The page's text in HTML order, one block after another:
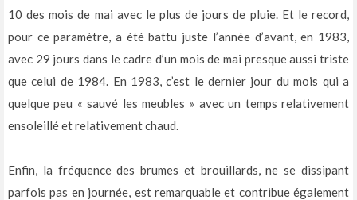
10 des mois de mai avec le plus de jours de pluie. Et le record,
pour ce paramètre, a été battu juste l’année d’avant, en 1983,
avec 29 jours dans le cadre d’un mois de mai presque aussi triste
que celui de 1984. En 1983, c’est le dernier jour du mois qui a
quelque peu « sauvé les meubles » avec un temps relativement
ensoleillé et relativement chaud.
Enfin, la fréquence des brumes et brouillards, ne se dissipant
parfois pas en journée, est remarquable et contribue également